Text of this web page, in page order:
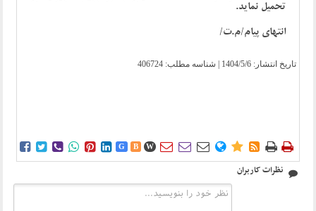
تحمیل نماید.
انتهای پیام/م.ت/
تاریخ انتشار: 1404/5/6 | شناسه مطلب: 406724
      G B W        
نظرات کاربران